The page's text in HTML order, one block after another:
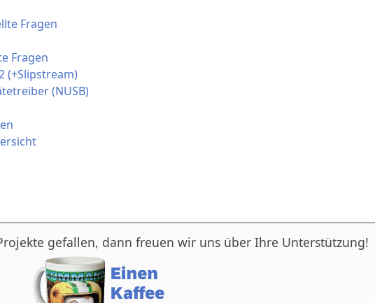
Fragen
Fragen
(+Slipstream)
(NUSB)
gefallen, dann freuen wir uns über Ihre Unterstützung!